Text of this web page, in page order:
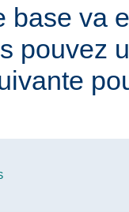
base va
pouvez